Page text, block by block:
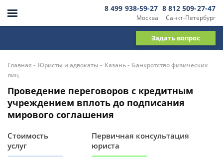
Москва
8 499 938-59-27
Санкт-Петербург
8 812 509-27-47
Задать вопрос
Главная - Юристы и адвокаты - Казань- Банкротство физических
лиц
Проведение переговоров с кредитным
учреждением вплоть до подписания
мирового соглашения
Стоимость
услуг
Первичная консультация
юриста